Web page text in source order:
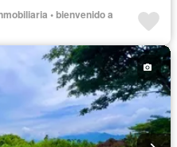
• bienvenido a